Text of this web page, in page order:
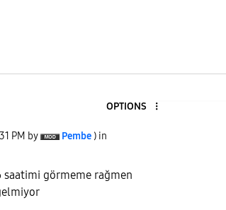
OPTIONS
PM by Pembe ) in
saatimi görmeme rağmen